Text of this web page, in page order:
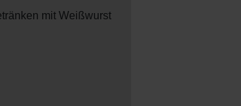
mit Weißwurst